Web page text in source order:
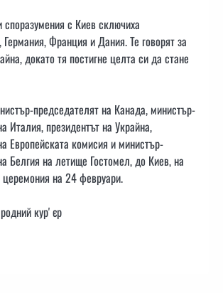
с Киев сключиха
Германия, Франция и Дания. Те говорят за
докато тя постигне целта си да стане
председателят на Канада, министър-
Италия, президентът на Украйна,
Европейската комисия и министър-
Белгия на летище Гостомел, до Киев, на
на 24 февруари.
курʼєр